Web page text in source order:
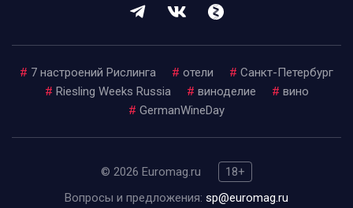
# 7 настроений Рислинга # отели # Санкт-Петербург
# Riesling Weeks Russia # виноделие # вино
# GermanWineDay
© 2026 Euromag.ru
18+
Вопросы и предложения: sp@euromag.ru